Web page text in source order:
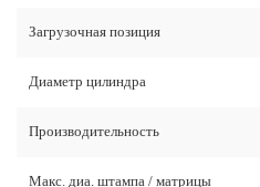
Загрузочная позиция
Диаметр цилиндра
Производительность
Макс. диа. штампа / матрицы